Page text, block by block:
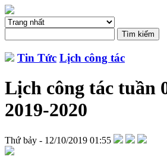
Tin Tức Lịch công tác
Lịch công tác tuần
2019-2020
Thứ bảy - 12/10/2019 01:55